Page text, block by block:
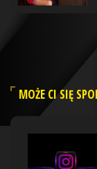
MOŻE CI SIĘ